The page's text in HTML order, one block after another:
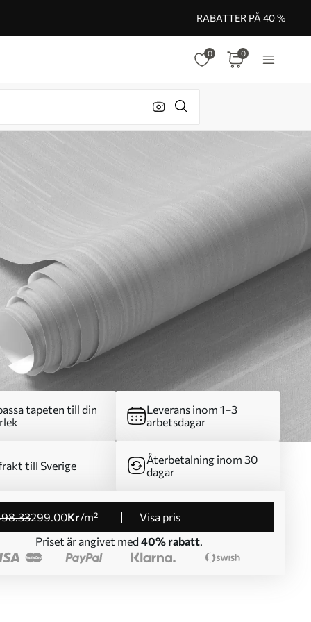
RABATTER PÅ 40 %
0 0
tapeten till din
Leverans inom 1–3
arbetsdagar
till Sverige
Återbetalning inom 30
dagar
.33299.00Kr/m²
Visa pris
Priset är angivet med 40% rabatt.